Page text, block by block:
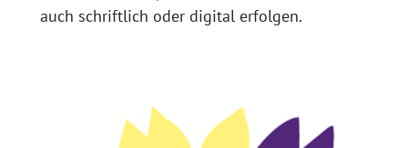
auch schriftlich oder digital erfolgen.